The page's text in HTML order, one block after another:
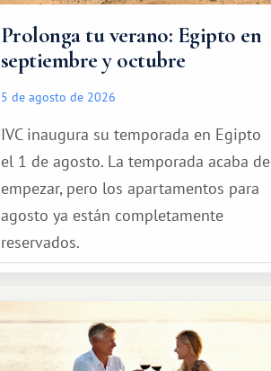
Prolonga tu verano: Egipto en
septiembre y octubre
5 de agosto de 2026
IVC inaugura su temporada en Egipto
el 1 de agosto. La temporada acaba de
empezar, pero los apartamentos para
agosto ya están completamente
reservados.